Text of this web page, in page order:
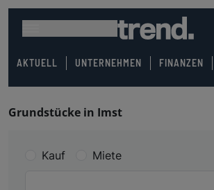
AKTUELL UNTERNEHMEN FINANZEN
Grundstücke in Imst
Kauf Miete